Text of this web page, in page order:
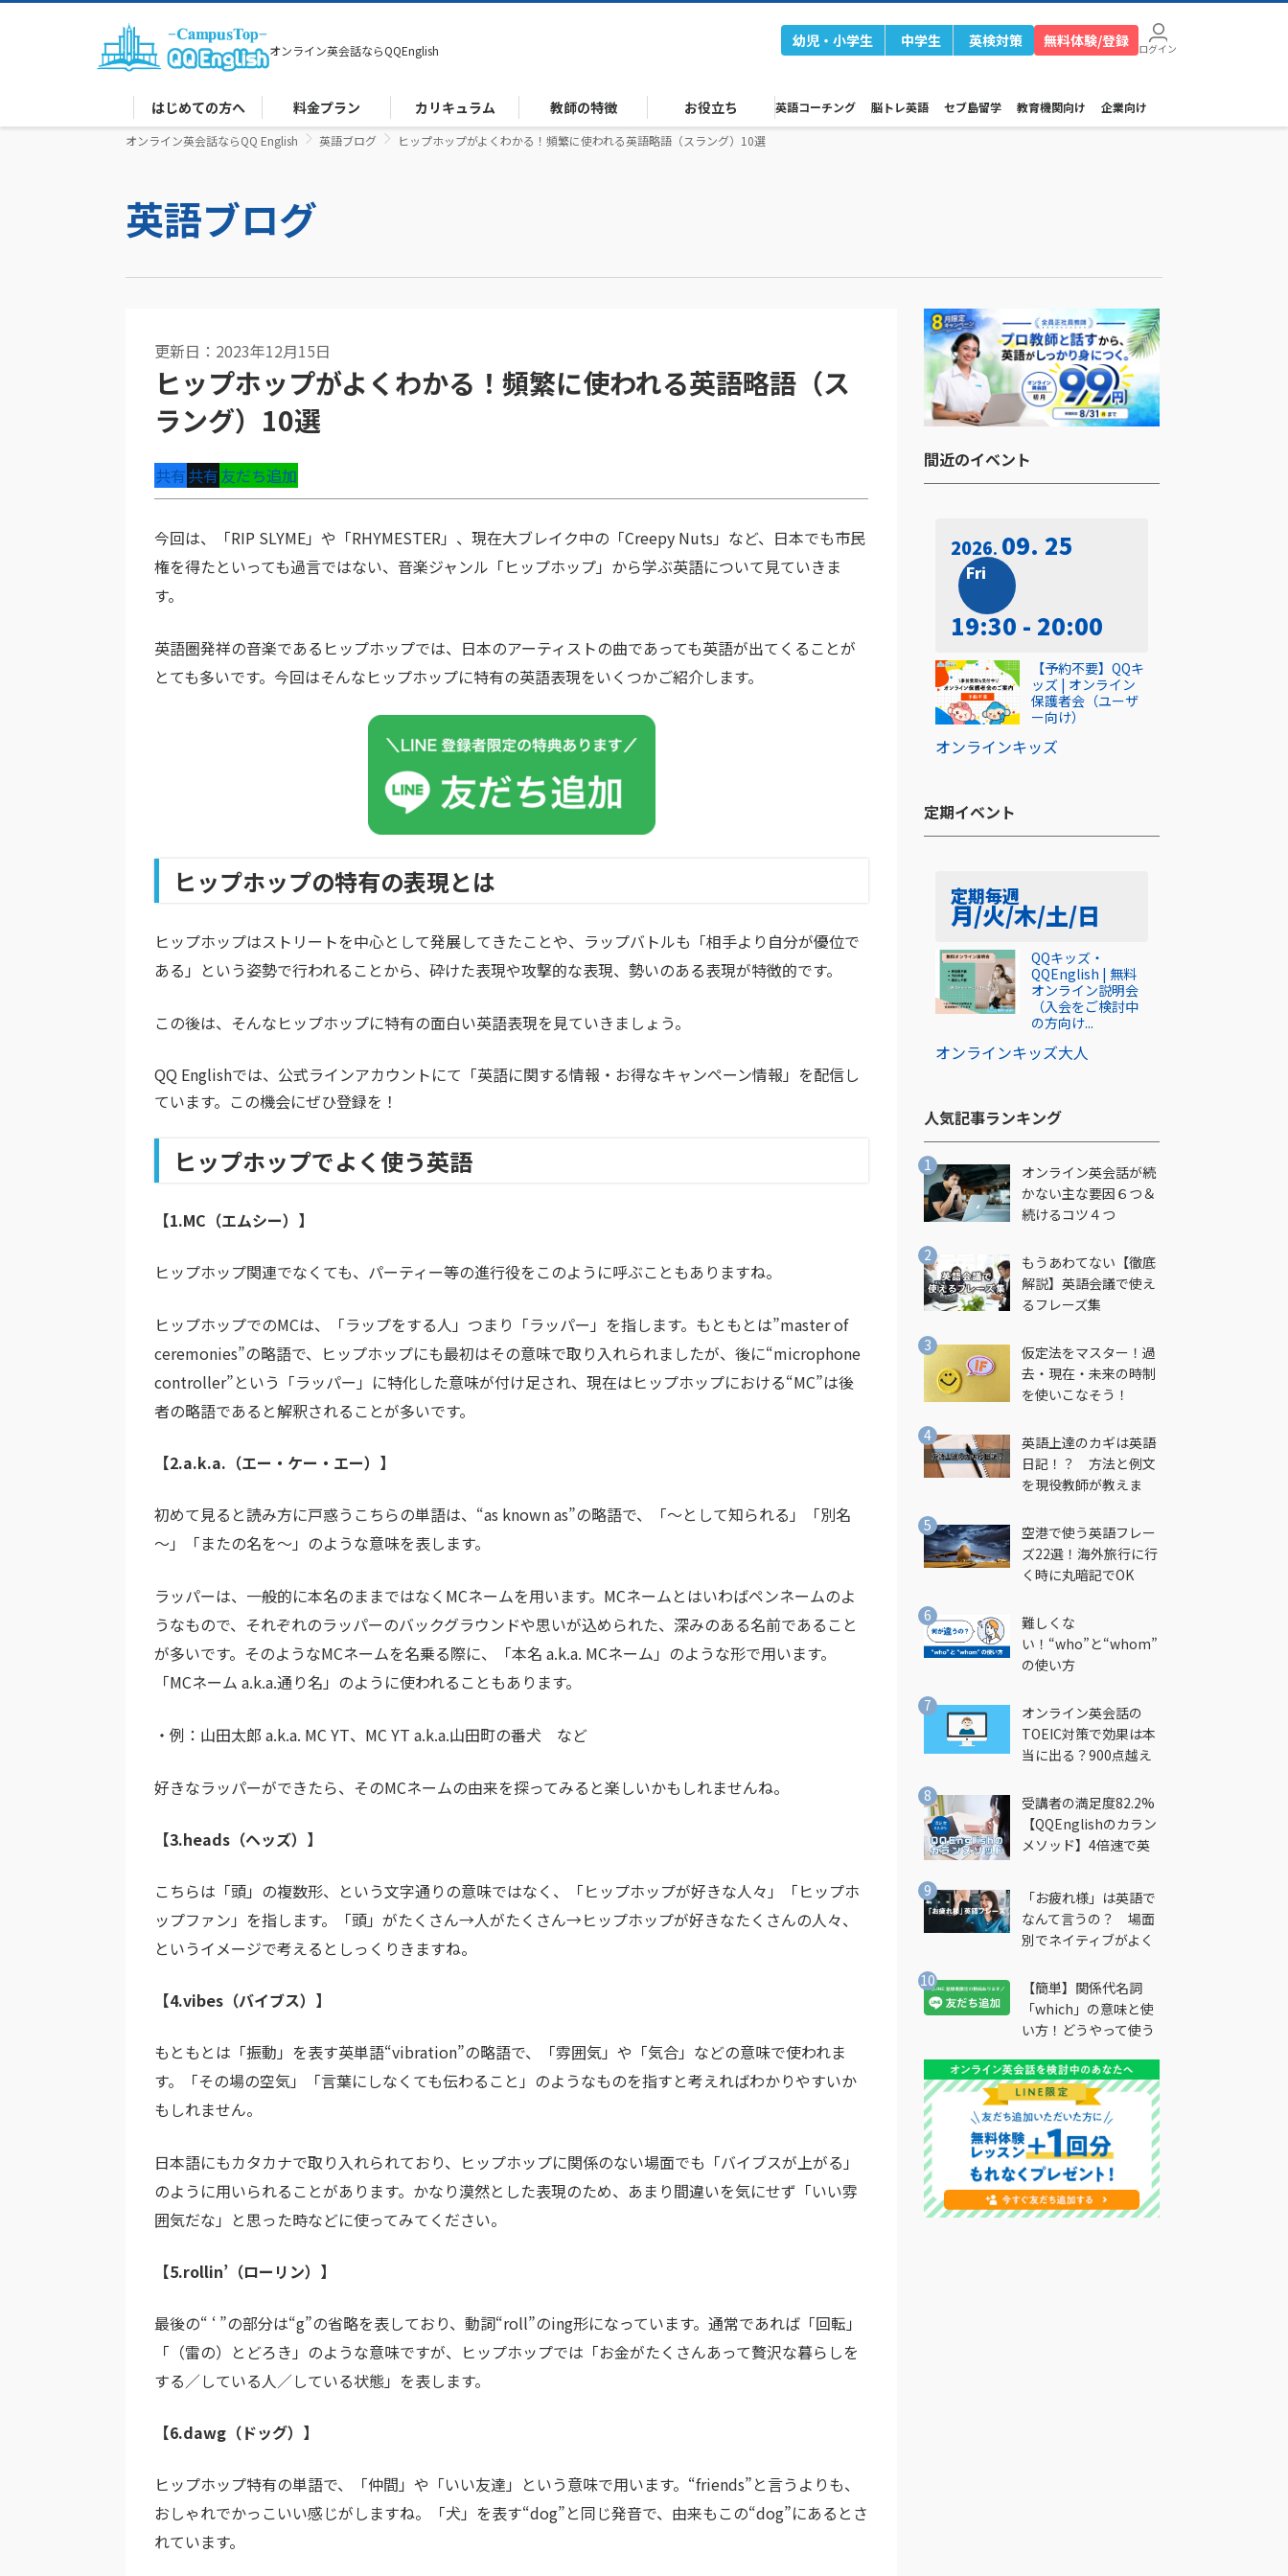
オンライン英会話ならQQEnglish
幼児・小学生 中学生 英検対策 無料体験/登録 ログイン
はじめての方へ 料金プラン カリキュラム 教師の特徴 お役立ち 英語コーチング 脳トレ英語 セブ島留学 教育機関向け 企業向け
オンライン英会話ならQQ English 英語ブログ ヒップホップがよくわかる！頻繁に使われる英語略語（スラング）10選
英語ブログ
更新日：2023年12月15日
ヒップホップがよくわかる！頻繁に使われる英語略語（ス
ラング）10選
共有共有友だち追加
今回は、「RIP SLYME」や「RHYMESTER」、現在大ブレイク中の「Creepy Nuts」など、日本でも市民
権を得たといっても過言ではない、音楽ジャンル「ヒップホップ」から学ぶ英語について見ていきま
す。
英語圏発祥の音楽であるヒップホップでは、日本のアーティストの曲であっても英語が出てくることが
とても多いです。今回はそんなヒップホップに特有の英語表現をいくつかご紹介します。
ヒップホップの特有の表現とは
ヒップホップはストリートを中心として発展してきたことや、ラップバトルも「相手より自分が優位で
ある」という姿勢で行われることから、砕けた表現や攻撃的な表現、勢いのある表現が特徴的です。
この後は、そんなヒップホップに特有の面白い英語表現を見ていきましょう。
QQ Englishでは、公式ラインアカウントにて「英語に関する情報・お得なキャンペーン情報」を配信し
ています。この機会にぜひ登録を！
ヒップホップでよく使う英語
【1.MC（エムシー）】
ヒップホップ関連でなくても、パーティー等の進行役をこのように呼ぶこともありますね。
ヒップホップでのMCは、「ラップをする人」つまり「ラッパー」を指します。もともとは”master of
ceremonies”の略語で、ヒップホップにも最初はその意味で取り入れられましたが、後に“microphone
controller”という「ラッパー」に特化した意味が付け足され、現在はヒップホップにおける“MC”は後
者の略語であると解釈されることが多いです。
【2.a.k.a.（エー・ケー・エー）】
初めて見ると読み方に戸惑うこちらの単語は、“as known as”の略語で、「～として知られる」「別名
～」「またの名を～」のような意味を表します。
ラッパーは、一般的に本名のままではなくMCネームを用います。MCネームとはいわばペンネームのよ
うなもので、それぞれのラッパーのバックグラウンドや思いが込められた、深みのある名前であること
が多いです。そのようなMCネームを名乗る際に、「本名 a.k.a. MCネーム」のような形で用います。
「MCネーム a.k.a.通り名」のように使われることもあります。
・例：山田太郎 a.k.a. MC YT、MC YT a.k.a.山田町の番犬 など
好きなラッパーができたら、そのMCネームの由来を探ってみると楽しいかもしれませんね。
【3.heads（ヘッズ）】
こちらは「頭」の複数形、という文字通りの意味ではなく、「ヒップホップが好きな人々」「ヒップホ
ップファン」を指します。「頭」がたくさん→人がたくさん→ヒップホップが好きなたくさんの人々、
というイメージで考えるとしっくりきますね。
【4.vibes（バイブス）】
もともとは「振動」を表す英単語“vibration”の略語で、「雰囲気」や「気合」などの意味で使われま
す。「その場の空気」「言葉にしなくても伝わること」のようなものを指すと考えればわかりやすいか
もしれません。
日本語にもカタカナで取り入れられており、ヒップホップに関係のない場面でも「バイブスが上がる」
のように用いられることがあります。かなり漠然とした表現のため、あまり間違いを気にせず「いい雰
囲気だな」と思った時などに使ってみてください。
【5.rollin’（ローリン）】
最後の“ ‘ ”の部分は“g”の省略を表しており、動詞“roll”のing形になっています。通常であれば「回転」
「（雷の）とどろき」のような意味ですが、ヒップホップでは「お金がたくさんあって贅沢な暮らしを
する／している人／している状態」を表します。
【6.dawg（ドッグ）】
ヒップホップ特有の単語で、「仲間」や「いい友達」という意味で用います。“friends”と言うよりも、
おしゃれでかっこいい感じがしますね。「犬」を表す“dog”と同じ発音で、由来もこの“dog”にあるとさ
れています。
間近のイベント​
2026 09. 25
Fri
19:30 - 20:00
オンラインキッズ
【予約不要】QQキ
ッズ | オンライン
保護者会（ユーザ
ー向け）
定期イベント​
定期毎週
月/火/木/土/日
オンラインキッズ大人
QQキッズ・
QQEnglish | 無料
オンライン説明会
（入会をご検討中
の方向け...
人気記事ランキング​
オンライン英会話が続
かない主な要因６つ＆
続けるコツ４つ
もうあわてない【徹底
解説】英語会議で使え
るフレーズ集
仮定法をマスター！過
去・現在・未来の時制
を使いこなそう！
英語上達のカギは英語
日記！？ 方法と例文
を現役教師が教えま
空港で使う英語フレー
ズ22選！海外旅行に行
く時に丸暗記でOK
難しくな
い！“who”と“whom”
の使い方
オンライン英会話の
TOEIC対策で効果は本
当に出る？900点越え
受講者の満足度82.2%
【QQEnglishのカラン
メソッド】4倍速で英
法とは？
「お疲れ様」は英語で
なんて言うの？ 場面
別でネイティブがよく
説
【簡単】関係代名詞
「which」の意味と使
い方！どうやって使う